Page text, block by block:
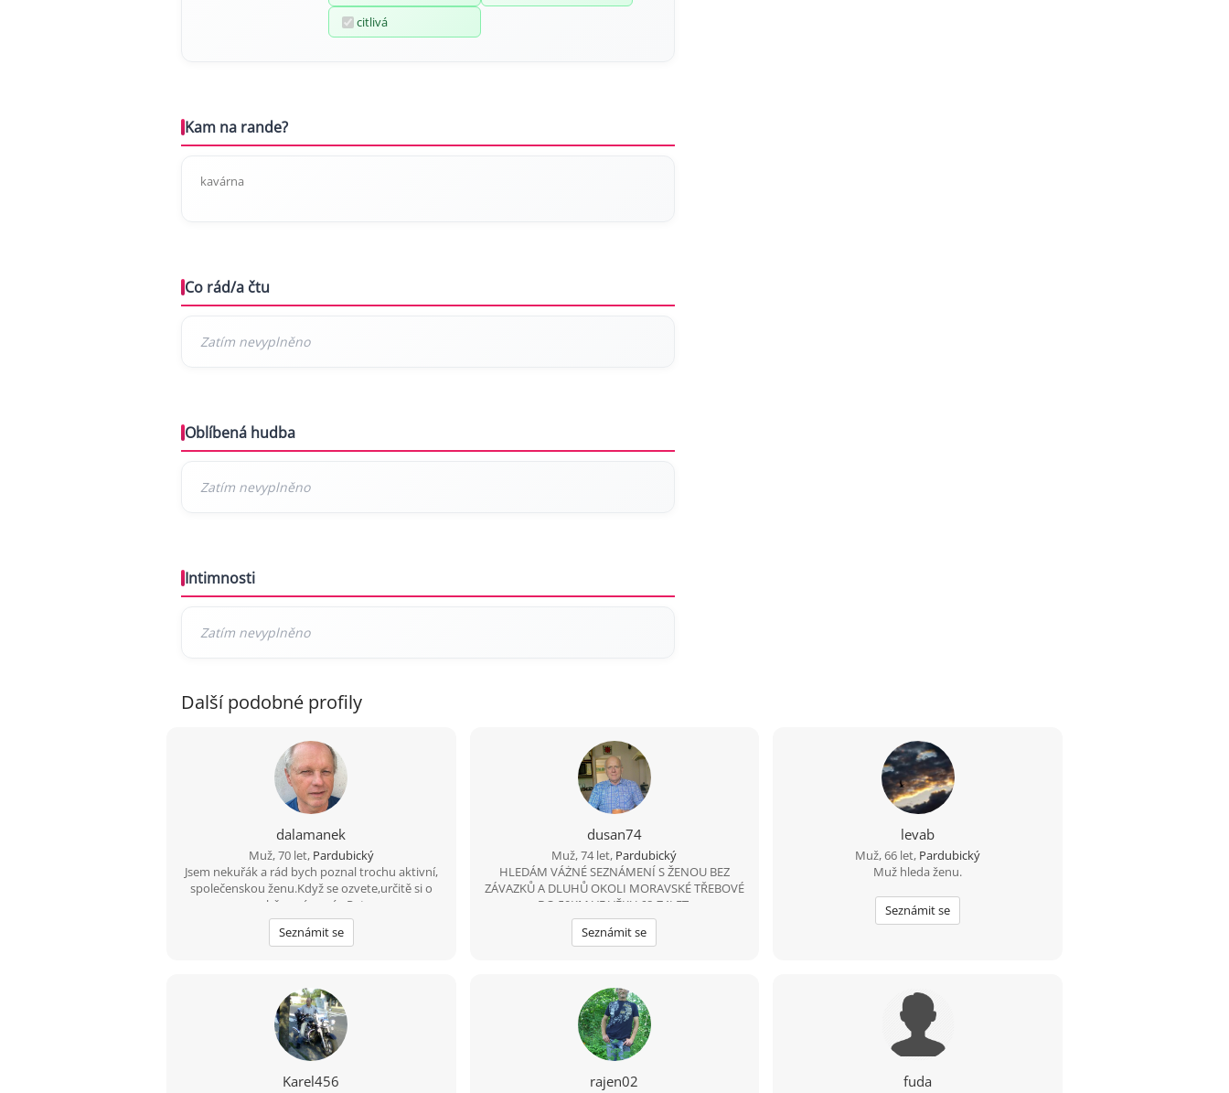
citlivá
Kam na rande?
kavárna
Co rád/a čtu
Oblíbená hudba
Intimnosti
Další podobné profily
dalamanek
Muž, 70 let, Pardubický
Jsem nekuřák a rád bych poznal trochu aktivní,
společenskou ženu.Když se ozvete,určitě si o
sobě povíme víc. Petr
Seznámit se
dusan74
Muž, 74 let, Pardubický
HLEDÁM VÁŻNÉ SEZNÁMENÍ S ŽENOU BEZ
ZÁVAZKŮ A DLUHŮ OKOLI MORAVSKÉ TŘEBOVÉ
DO 50KM VE VĚKU 68-74LET.
Seznámit se
levab
Muž, 66 let, Pardubický
Muž hleda ženu.
Seznámit se
Karel456 rajen02 fuda